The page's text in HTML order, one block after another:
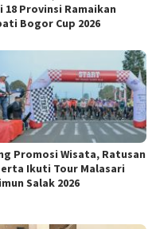
18 Provinsi Ramaikan
Bogor Cup 2026
Promosi Wisata, Ratusan
Ikuti Tour Malasari
Salak 2026